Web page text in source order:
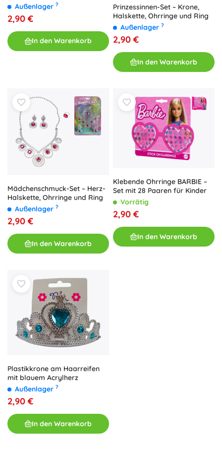
Außenlager ?
2,90 €
In den Warenkorb
Prinzessinnen-Set – Krone,
Halskette, Ohrringe und Ring
Außenlager ?
2,90 €
In den Warenkorb
Mädchenschmuck-Set – Herz-
Halskette, Ohrringe und Ring
Außenlager ?
2,90 €
In den Warenkorb
Klebende Ohrringe BARBIE –
Set mit 28 Paaren für Kinder
Vorrätig
2,90 €
In den Warenkorb
Plastikkrone am Haarreifen
mit blauem Acrylherz
Außenlager ?
2,90 €
In den Warenkorb